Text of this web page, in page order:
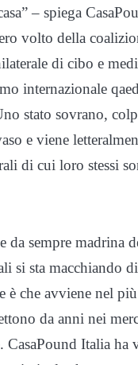
– spiega
volto della
di cibo e
internazionale
stato sovrano,
e viene
di cui loro stessi
da sempre madrina
si sta macchiando
è che avviene nel
da anni nei
CasaPound Italia ha